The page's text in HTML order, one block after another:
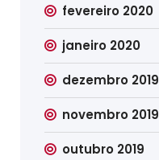
fevereiro 2020
janeiro 2020
dezembro 2019
novembro 2019
outubro 2019